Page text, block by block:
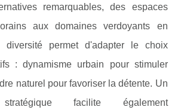
remarquables, des espaces
aux domaines verdoyants en
diversité permet d'adapter le choix
: dynamisme urbain pour stimuler
naturel pour favoriser la détente. Un
stratégique facilite également